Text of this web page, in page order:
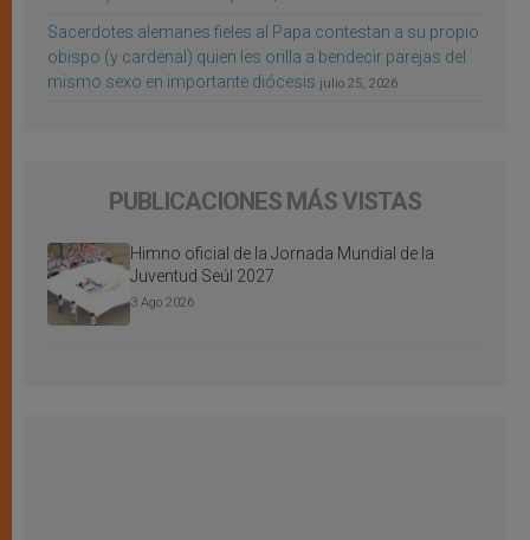
Sacerdotes alemanes fieles al Papa contestan a su propio
obispo (y cardenal) quien les orilla a bendecir parejas del
mismo sexo en importante diócesis julio 25, 2026
PUBLICACIONES MÁS VISTAS
Himno oficial de la Jornada Mundial de la
Juventud Seúl 2027
3 Ago 2026